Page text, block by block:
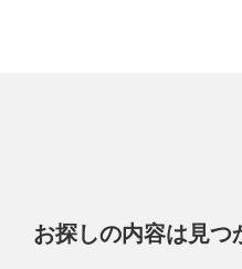
お探しの内容は見つ